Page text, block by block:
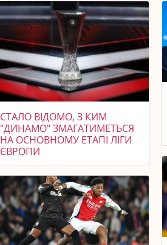
СТАЛО ВІДОМО, З КИМ
"ДИНАМО" ЗМАГАТИМЕТЬСЯ
НА ОСНОВНОМУ ЕТАПІ ЛІГИ
ЄВРОПИ